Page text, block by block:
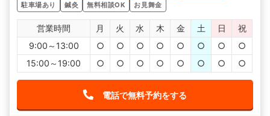
駐車場あり
鍼灸 無料相談OK お見舞金
営業時間 月 火 水 木 金 土 日
祝
9:00～13:00
○ ○ ○ ○ ○ ○ ○
○
15:00～19:00
○ ○ ○ ○ ○ ○ ○ ○
電話で無料予約をする